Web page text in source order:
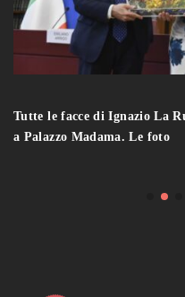
Tutte le facce di Ignazio La
a Palazzo Madama. Le foto